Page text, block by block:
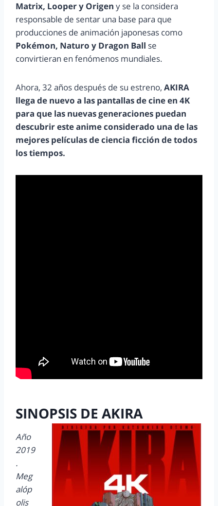
Matrix, Looper y Origen y se la considera
responsable de sentar una base para que
producciones de animación japonesas como
Pokémon, Naturo y Dragon Ball se
convirtieran en fenómenos mundiales.
Ahora, 32 años después de su estreno, AKIRA
llega de nuevo a las pantallas de cine en 4K
para que las nuevas generaciones puedan
descubrir este anime considerado una de las
mejores películas de ciencia ficción de todos
los tiempos.
SINOPSIS DE AKIRA
Año
2019
.
Meg
alóp
olis